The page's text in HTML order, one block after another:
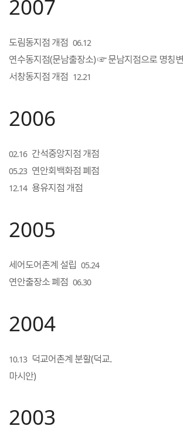
2007
도림동지점 개점 06.12
연수동지점(문남출장소) ☞ 문남지점으로 명칭
서창동지점 개점 12.21
2006
02.16 간석중앙지점 개점
05.23 연안회백화점 폐점
12.14 용유지점 개점
2005
세어도어촌계 설립 05.24
연안출장소 폐점 06.30
2004
10.13 덕교어촌계 분할(덕교.
마시안)
2003